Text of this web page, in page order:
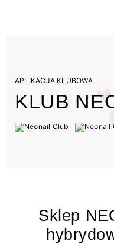
APLIKACJA KLUBOWA
KLUB
Sklep